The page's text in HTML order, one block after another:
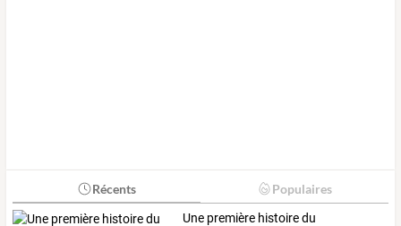
Récents Populaires
Une première histoire du